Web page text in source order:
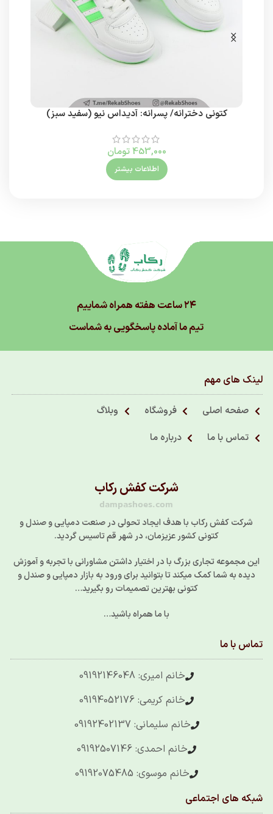
کتونی دخترانه/ پسرانه: آدیداس نیو (سفید سبز)
453,000 تومان
اطلاعات بیشتر
۲۴ ساعت هفته همراه شماییم
تیم ما آماده پاسخگویی به شماست
لینک های مهم
صفحه اصلی فروشگاه
وبلاگ
تماس با ما
درباره ما
شرکت کفش رکاب
dampashoes.com
شرکت کفش رکاب با هدف ایجاد تحولی در صنعت دمپایی و صندل و
کتونی کشور عزیزمان، در شهر قم تاسیس گردید.
این مجموعه تجاری بزرگ با در اختیار داشتن مشاورانی با تجربه و آموزش
دیده به شما کمک میکند تا بتوانید برای ورود به بازار دمپایی و صندل و
کتونی بهترین تصمیمات رو بگیرید…
با ما همراه باشید…
تماس با ما
خانم امیری: 09192146048
خانم کریمی: 09194052176
خانم سلیمانی: 09192402137
خانم احمدی: 09192507146
خانم موسوی: 09192075485
شبکه های اجتماعی